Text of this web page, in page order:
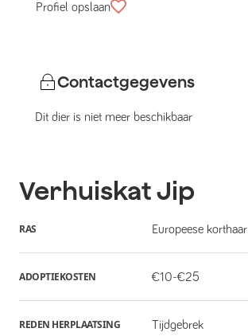
Profiel opslaan
Contactgegevens
Dit dier is niet meer beschikbaar
VerhuiskatJip
RAS Europeese korthaar
ADOPTIEKOSTEN €10-€25
REDEN HERPLAATSING Tijdgebrek